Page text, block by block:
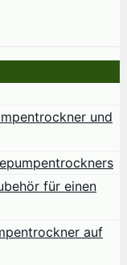
und
für einen
auf